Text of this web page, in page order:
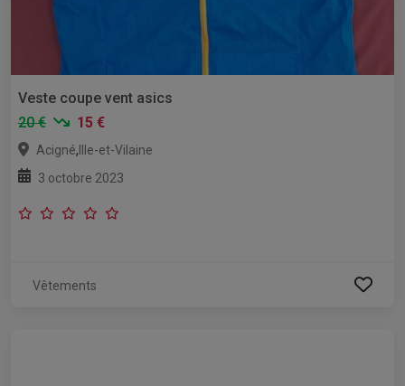
Veste coupe vent asics
20 €
15 €
Acigné, Ille-et-Vilaine
3 octobre 2023
Vêtements